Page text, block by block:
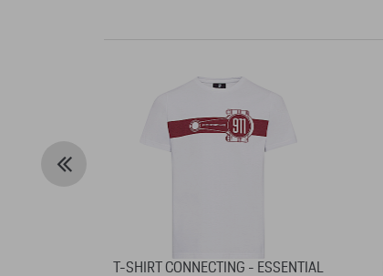
T-SHIRT CONNECTING - ESSENTIAL